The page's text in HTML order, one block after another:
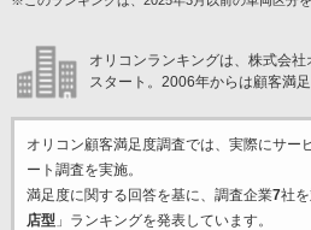
オリコンランキングは、株式会
スタート。2006年からは顧客満足
オリコン顧客満足度調査では、実際にサー
ート調査を実施。
満足度に関する回答を基に、調査企業7社
店型」ランキングを発表しています。